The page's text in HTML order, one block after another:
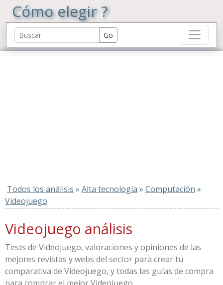
Cómo elegir ?
Todos los análisis » Alta tecnología » Computación »
Videojuego
Videojuego análisis
Tests de Videojuego, valoraciones y opiniones de las
mejores revistas y webs del sector para crear tu
comparativa de Videojuego, y todas las guías de compra